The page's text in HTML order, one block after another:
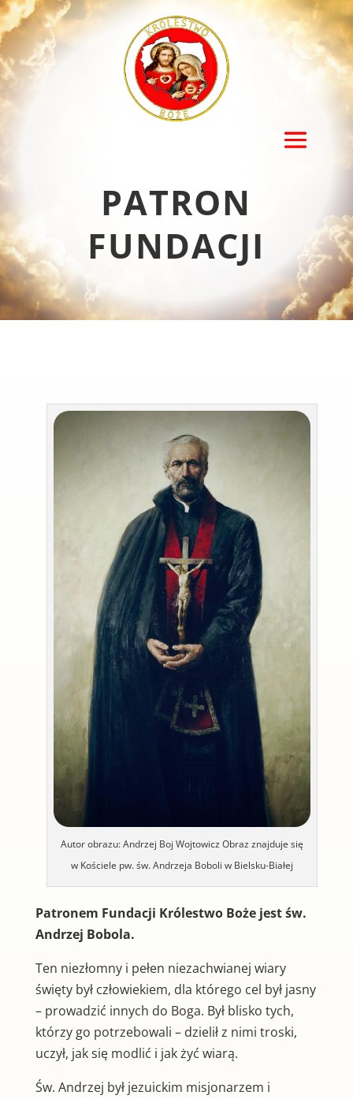
PATRON
FUNDACJI
Autor obrazu: Andrzej Boj Wojtowicz Obraz znajduje się
w Kościele pw. św. Andrzeja Boboli w Bielsku-Białej
Patronem Fundacji Królestwo Boże jest św.
Andrzej Bobola.
Ten niezłomny i pełen niezachwianej wiary
święty był człowiekiem, dla którego cel był jasny
– prowadzić innych do Boga. Był blisko tych,
którzy go potrzebowali – dzielił z nimi troski,
uczył, jak się modlić i jak żyć wiarą.
Św. Andrzej był jezuickim misjonarzem i